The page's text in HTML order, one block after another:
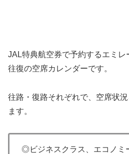
JAL特典航空券で予約するエミレ
往復の空席カレンダーです。
往路・復路それぞれで、空席状
ます。
◎ビジネスクラス、エコノミ